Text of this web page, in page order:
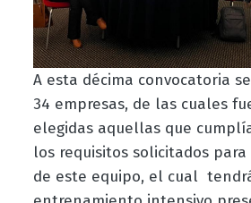
A esta décima convocatoria
34 empresas, de las cuales
elegidas aquellas que
los requisitos solicitados
de este equipo, el cual